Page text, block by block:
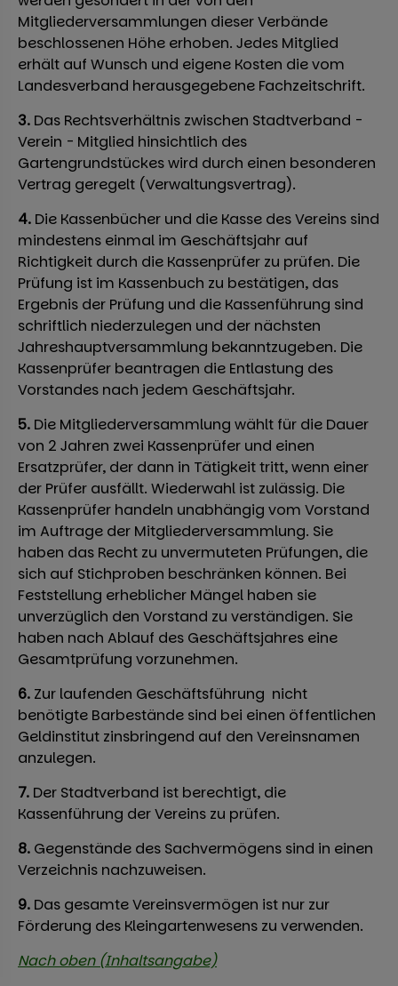
Mitgliederversammlungen dieser Verbände
beschlossenen Höhe erhoben. Jedes Mitglied
erhält auf Wunsch und eigene Kosten die vom
Landesverband herausgegebene Fachzeitschrift.
3. Das Rechtsverhältnis zwischen Stadtverband -
Verein - Mitglied hinsichtlich des
Gartengrundstückes wird durch einen besonderen
Vertrag geregelt (Verwaltungsvertrag).
4. Die Kassenbücher und die Kasse des Vereins sind
mindestens einmal im Geschäftsjahr auf
Richtigkeit durch die Kassenprüfer zu prüfen. Die
Prüfung ist im Kassenbuch zu bestätigen, das
Ergebnis der Prüfung und die Kassenführung sind
schriftlich niederzulegen und der nächsten
Jahreshauptversammlung bekanntzugeben. Die
Kassenprüfer beantragen die Entlastung des
Vorstandes nach jedem Geschäftsjahr.
5. Die Mitgliederversammlung wählt für die Dauer
von 2 Jahren zwei Kassenprüfer und einen
Ersatzprüfer, der dann in Tätigkeit tritt, wenn einer
der Prüfer ausfällt. Wiederwahl ist zulässig. Die
Kassenprüfer handeln unabhängig vom Vorstand
im Auftrage der Mitgliederversammlung. Sie
haben das Recht zu unvermuteten Prüfungen, die
sich auf Stichproben beschränken können. Bei
Feststellung erheblicher Mängel haben sie
unverzüglich den Vorstand zu verständigen. Sie
haben nach Ablauf des Geschäftsjahres eine
Gesamtprüfung vorzunehmen.
6. Zur laufenden Geschäftsführung nicht
benötigte Barbestände sind bei einen öffentlichen
Geldinstitut zinsbringend auf den Vereinsnamen
anzulegen.
7. Der Stadtverband ist berechtigt, die
Kassenführung der Vereins zu prüfen.
8. Gegenstände des Sachvermögens sind in einen
Verzeichnis nachzuweisen.
9. Das gesamte Vereinsvermögen ist nur zur
Förderung des Kleingartenwesens zu verwenden.
Nach oben (Inhaltsangabe)